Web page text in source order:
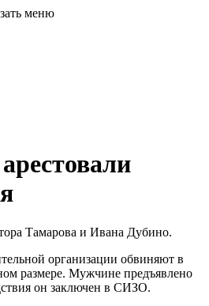
Тамарова и Ивана Дубино.
организации обвиняют в
размере. Мужчине предъявлено
он заключен в СИЗО.